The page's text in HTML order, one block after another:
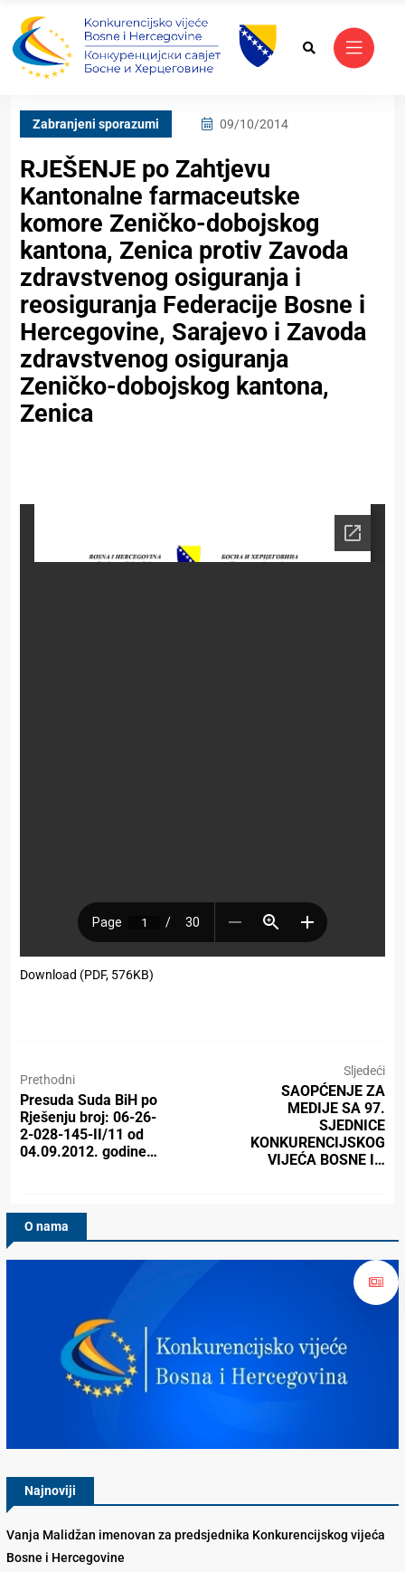
Zabranjeni sporazumi 09/10/2014
RJEŠENJE po Zahtjevu
Kantonalne farmaceutske
komore Zeničko-dobojskog
kantona, Zenica protiv Zavoda
zdravstvenog osiguranja i
reosiguranja Federacije Bosne i
Hercegovine, Sarajevo i Zavoda
zdravstvenog osiguranja
Zeničko-dobojskog kantona,
Zenica
Download (PDF, 576KB)
Prethodni
Presuda Suda BiH po
Rješenju broj: 06-26-
2-028-145-II/11 od
04.09.2012. godine…
Sljedeći
SAOPĆENJE ZA
MEDIJE SA 97.
SJEDNICE
KONKURENCIJSKOG
VIJEĆA BOSNE I…
O nama
Najnoviji
Vanja Malidžan imenovan za predsjednika Konkurencijskog vijeća
Bosne i Hercegovine